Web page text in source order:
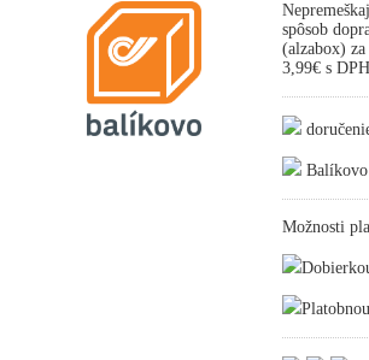
spôsob
(alzabox)
3,99€ s DPH
Možnosti